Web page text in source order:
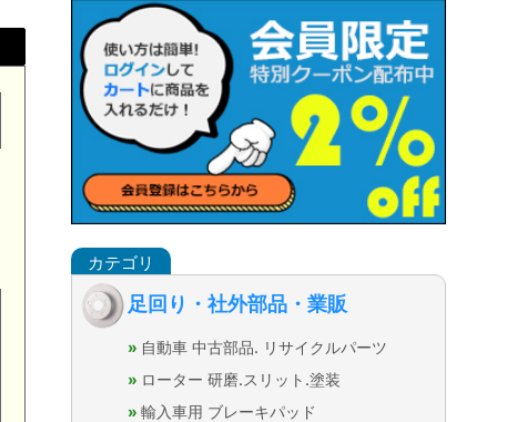
足回り・社外部品・業販
自動車 中古部品. リサイクルパーツ
ローター 研磨.スリット.塗装
輸入車用 ブレーキパッド